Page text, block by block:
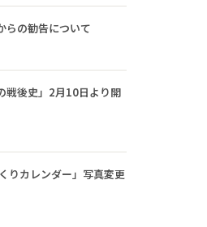
らの勧告について
戦後史」2月10日より開
りカレンダー」写真変更